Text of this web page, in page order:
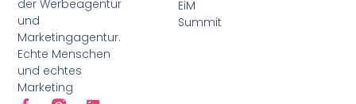
der Werbeagentur
und
Marketingagentur.
Echte Menschen
und echtes
Marketing
EiM
Summit